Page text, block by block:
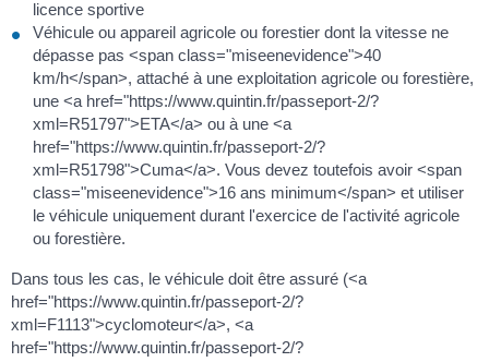
licence sportive
Véhicule ou appareil agricole ou forestier dont la vitesse ne
dépasse pas <span class="miseenevidence">40
km/h</span>, attaché à une exploitation agricole ou forestière,
une <a href="https://www.quintin.fr/passeport-2/?
xml=R51797">ETA</a> ou à une <a
href="https://www.quintin.fr/passeport-2/?
xml=R51798">Cuma</a>. Vous devez toutefois avoir <span
class="miseenevidence">16 ans minimum</span> et utiliser
le véhicule uniquement durant l'exercice de l'activité agricole
ou forestière.
Dans tous les cas, le véhicule doit être assuré (<a
href="https://www.quintin.fr/passeport-2/?
xml=F1113">cyclomoteur</a>, <a
href="https://www.quintin.fr/passeport-2/?